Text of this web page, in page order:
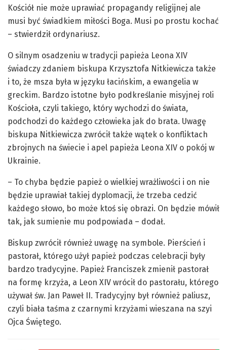
Kościół nie może uprawiać propagandy religijnej ale
musi być świadkiem miłości Boga. Musi po prostu kochać
– stwierdził ordynariusz.
O silnym osadzeniu w tradycji papieża Leona XIV
świadczy zdaniem biskupa Krzysztofa Nitkiewicza także
i to, że msza była w języku łacińskim, a ewangelia w
greckim. Bardzo istotne było podkreślanie misyjnej roli
Kościoła, czyli takiego, który wychodzi do świata,
podchodzi do każdego człowieka jak do brata. Uwagę
biskupa Nitkiewicza zwrócił także wątek o konfliktach
zbrojnych na świecie i apel papieża Leona XIV o pokój w
Ukrainie.
– To chyba będzie papież o wielkiej wrażliwości i on nie
będzie uprawiał takiej dyplomacji, że trzeba cedzić
każdego słowo, bo może ktoś się obrazi. On będzie mówił
tak, jak sumienie mu podpowiada – dodał.
Biskup zwrócił również uwagę na symbole. Pierścień i
pastorał, którego użył papież podczas celebracji były
bardzo tradycyjne. Papież Franciszek zmienił pastorał
na formę krzyża, a Leon XIV wrócił do pastorału, którego
używał św. Jan Paweł II. Tradycyjny był również paliusz,
czyli biała taśma z czarnymi krzyżami wieszana na szyi
Ojca Świętego.